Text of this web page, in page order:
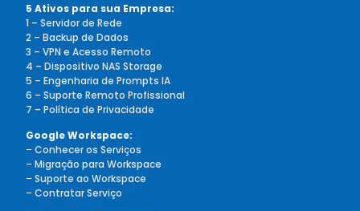
5 Ativos para sua Empresa:
1 – Servidor de Rede
2 – Backup de Dados
3 – VPN e Acesso Remoto
4 – Dispositivo NAS Storage
5 – Engenharia de Prompts IA
6 – Suporte Remoto Profissional
7 – Política de Privacidade
Google Workspace:
–Conhecer os Serviços
–Migração para Workspace
–Suporte ao Workspace
–Contratar Serviço